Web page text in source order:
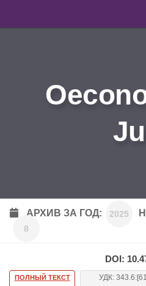
Для авторов
АрхивАРХИВ ЗА ГОД: 2025
8
DOI:
ПОЛНЫЙ ТЕКСТ
УДК: